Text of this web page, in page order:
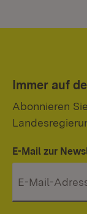
Immer auf
Abonnieren
E-Mail zur